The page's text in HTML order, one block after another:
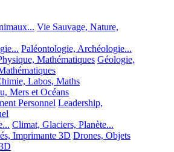
Vie Sauvage, Nature,
Paléontologie, Archéologie...
Mathématiques Géologie,
Labos, Maths
Mers et Océans
Personnel Leadership,
Climat, Glaciers, Planète...
Imprimante 3D Drones, Objets